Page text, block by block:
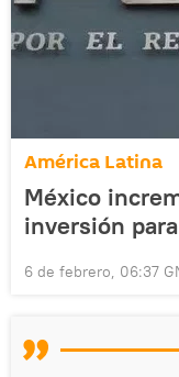
América Latina
México
inversión
6 de febrero, 06:37